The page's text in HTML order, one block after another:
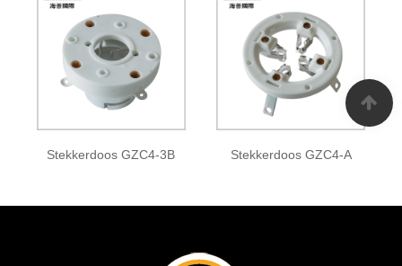
Stekkerdoos GZC4-3B Stekkerdoos GZC4-A